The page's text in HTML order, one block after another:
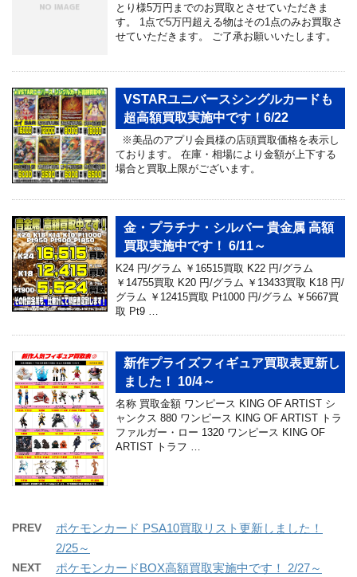
とり様5万円までのお買取とさせていただきま
す。 1点で5万円超える物はその1点のみお買取さ
せていただきます。 ご了承お願いいたします。
VSTARユニバースシングルカードも
超高額買取実施中です！6/22
※美品のアプリ会員様の店頭買取価格を表示し
ております。 在庫・相場により金額が上下する
場合と買取上限がございます。
金・プラチナ・シルバー 貴金属 高額
買取実施中です！ 6/11～
K24 円/グラム ￥16515買取 K22 円/グラム
￥14755買取 K20 円/グラム ￥13433買取 K18 円/
グラム ￥12415買取 Pt1000 円/グラム ￥5667買
取 Pt9 …
新作プライズフィギュア買取表更新し
ました！ 10/4～
名称 買取金額 ワンピース KING OF ARTIST シ
ャンクス 880 ワンピース KING OF ARTIST トラ
ファルガー・ロー 1320 ワンピース KING OF
ARTIST トラフ …
PREV
ポケモンカード PSA10買取リスト更新しました！
2/25～
NEXT ポケモンカードBOX高額買取実施中です！ 2/27～